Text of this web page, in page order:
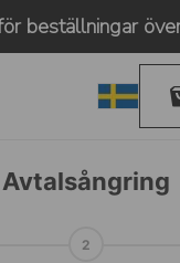
beställningar